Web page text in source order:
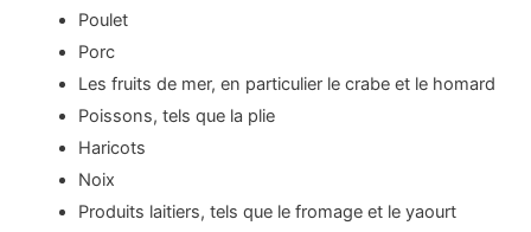
Poulet
Porc
Les fruits de mer, en particulier le crabe et le homard
Poissons, tels que la plie
Haricots
Noix
Produits laitiers, tels que le fromage et le yaourt